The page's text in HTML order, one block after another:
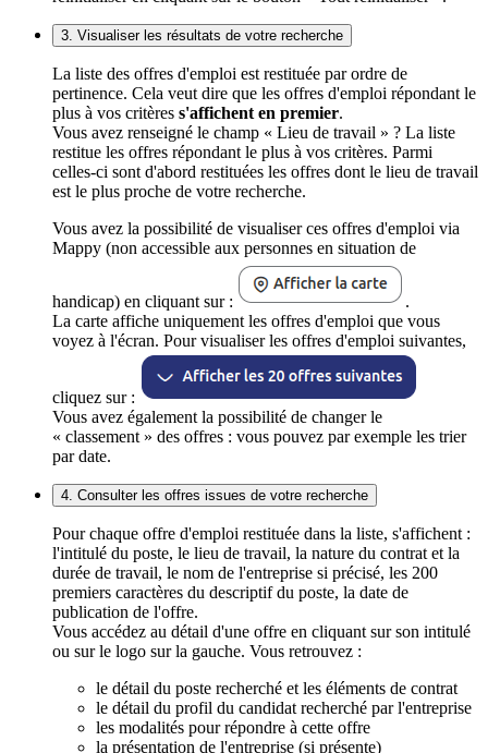
3. Visualiser les résultats de votre recherche
La liste des offres d'emploi est restituée par ordre de
pertinence. Cela veut dire que les offres d'emploi répondant le
plus à vos critères s'affichent en premier.
Vous avez renseigné le champ « Lieu de travail » ? La liste
restitue les offres répondant le plus à vos critères. Parmi
celles-ci sont d'abord restituées les offres dont le lieu de travail
est le plus proche de votre recherche.
Vous avez la possibilité de visualiser ces offres d'emploi via
Mappy (non accessible aux personnes en situation de
handicap) en cliquant sur :
.
La carte affiche uniquement les offres d'emploi que vous
voyez à l'écran. Pour visualiser les offres d'emploi suivantes,
cliquez sur :
Vous avez également la possibilité de changer le
« classement » des offres : vous pouvez par exemple les trier
par date.
4. Consulter les offres issues de votre recherche
Pour chaque offre d'emploi restituée dans la liste, s'affichent :
l'intitulé du poste, le lieu de travail, la nature du contrat et la
durée de travail, le nom de l'entreprise si précisé, les 200
premiers caractères du descriptif du poste, la date de
publication de l'offre.
Vous accédez au détail d'une offre en cliquant sur son intitulé
ou sur le logo sur la gauche. Vous retrouvez :
le détail du poste recherché et les éléments de contrat
le détail du profil du candidat recherché par l'entreprise
les modalités pour répondre à cette offre
la présentation de l'entreprise (si présente)